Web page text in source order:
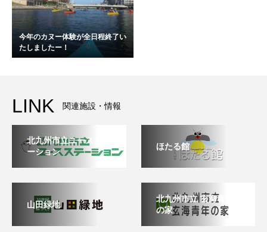
今年のカヌー体験が全日程終了い
たしましたー！
LINK 関連施設・情報
北九州市立ユースステ
ーション
ほたる館
山田緑地
北九州市立 玄海青年
の家